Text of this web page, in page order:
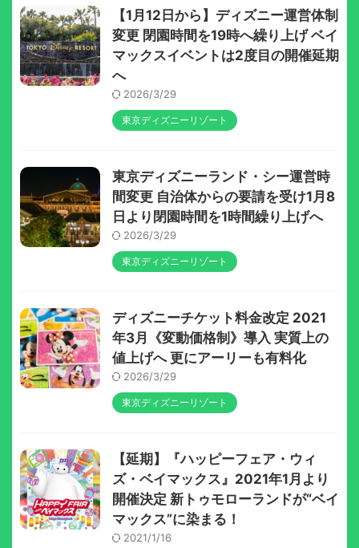
【1月12日から】ディズニー運営体制
変更 閉園時間を19時へ繰り上げ ベイ
マックスイベントは2度目の開催延期
へ
2026/3/29
東京ディズニーリゾート
東京ディズニーランド・シー運営時
間変更 自治体からの要請を受け1月8
日より閉園時間を1時間繰り上げへ
2026/3/29
東京ディズニーリゾート
ディズニーチケット料金改定 2021
年3月《変動価格制》導入 実質上の
値上げへ 更にアーリーも有料化
2026/3/29
東京ディズニーリゾート
【延期】『ハッピーフェア・ウィ
ズ・ベイマックス』2021年1月より
開催決定 新トゥモローランドが“ベイ
マックス”に染まる！
2021/1/16